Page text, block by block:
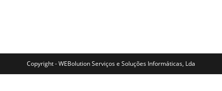
Copyright - WEBolution Serviços e Soluções Informáticas, Lda